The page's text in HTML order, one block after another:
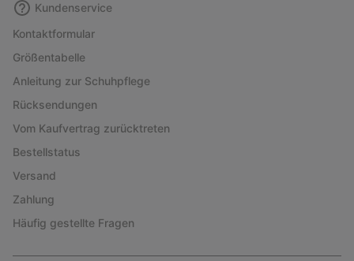
Kundenservice
Kontaktformular
Größentabelle
Anleitung zur Schuhpflege
Rücksendungen
Vom Kaufvertrag zurücktreten
Bestellstatus
Versand
Zahlung
Häufig gestellte Fragen